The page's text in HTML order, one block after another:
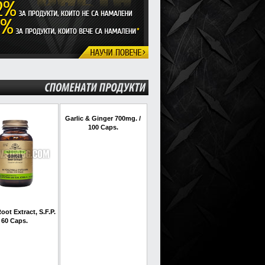
Extract, S.F.P.
60 Caps.
Garlic & Ginger 700mg. /
100 Caps.